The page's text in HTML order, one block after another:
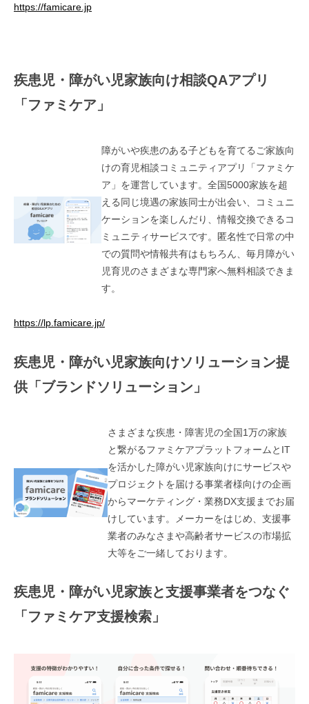
https://famicare.jp
疾患児・障がい児家族向け相談QAアプリ
「ファミケア」
障がいや疾患のある子どもを育てるご家族向
けの育児相談コミュニティアプリ「ファミケ
ア」を運営しています。全国5000家族を超
える同じ境遇の家族同士が出会い、コミュニ
ケーションを楽しんだり、情報交換できるコ
ミュニティサービスです。匿名性で日常の中
での質問や情報共有はもちろん、毎月障がい
児育児のさまざまな専門家へ無料相談できま
す。
https://lp.famicare.jp/
疾患児・障がい児家族向けソリューション提
供「ブランドソリューション」
さまざまな疾患・障害児の全国1万の家族
と繋がるファミケアプラットフォームとIT
を活かした障がい児家族向けにサービスや
プロジェクトを届ける事業者様向けの企画
からマーケティング・業務DX支援までお届
けしています。メーカーをはじめ、支援事
業者のみなさまや高齢者サービスの市場拡
大等をご一緒しております。
疾患児・障がい児家族と支援事業者をつなぐ
「ファミケア支援検索」